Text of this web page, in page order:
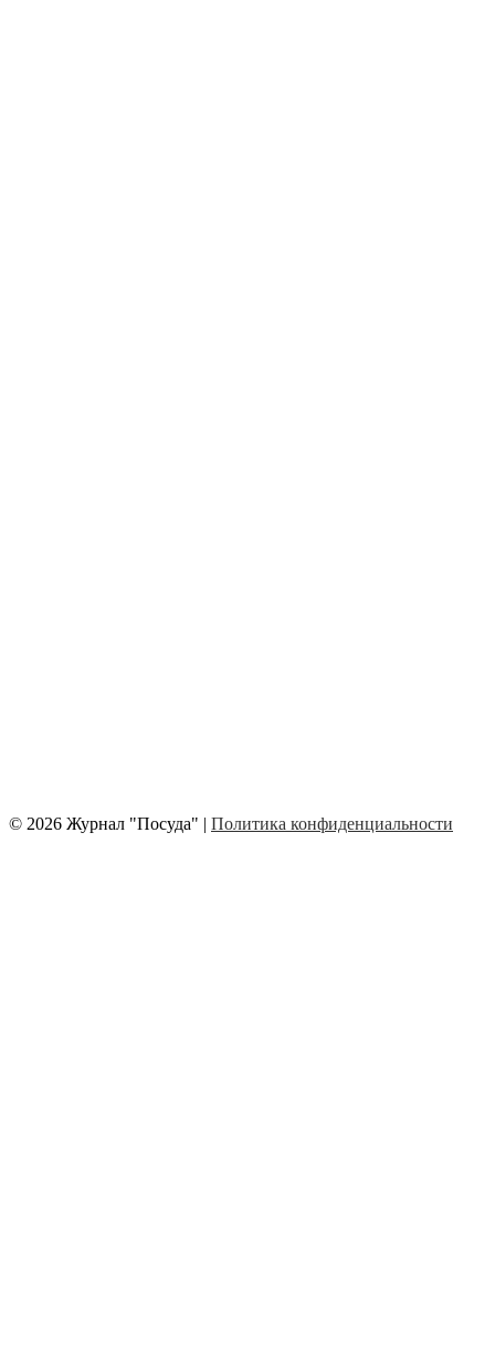
© 2026 Журнал "Посуда" | Политика конфиденциальности